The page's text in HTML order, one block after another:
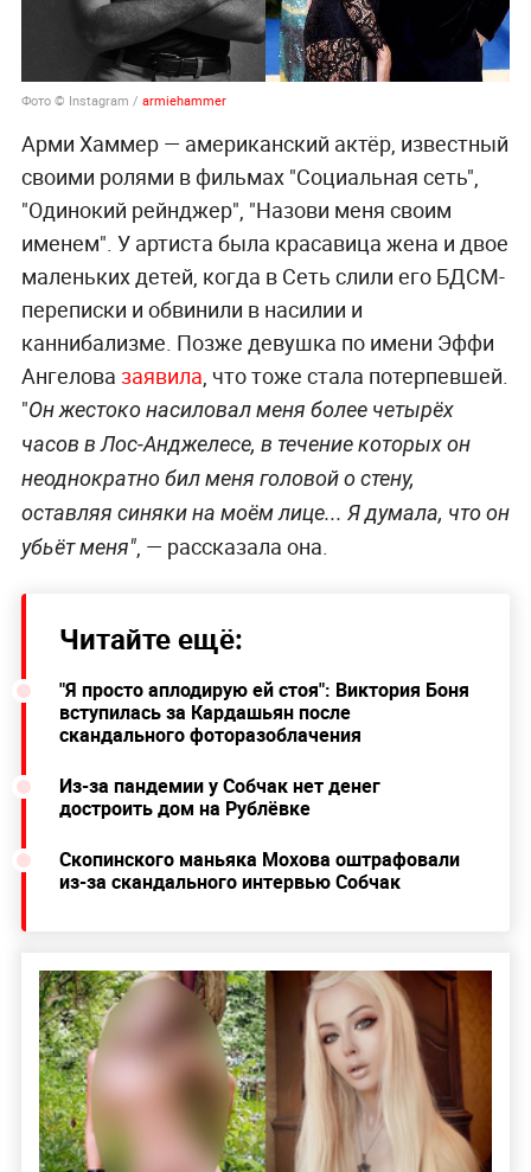
Фото © Instagram / armiehammer
Арми Хаммер — американский актёр, известный
своими ролями в фильмах "Социальная сеть",
"Одинокий рейнджер", "Назови меня своим
именем". У артиста была красавица жена и двое
маленьких детей, когда в Сеть слили его БДСМ-
переписки и обвинили в насилии и
каннибализме. Позже девушка по имени Эффи
Ангелова заявила, что тоже стала потерпевшей.
"Он жестоко насиловал меня более четырёх
часов в Лос-Анджелесе, в течение которых он
неоднократно бил меня головой о стену,
оставляя синяки на моём лице... Я думала, что он
убьёт меня", — рассказала она.
Читайте ещё:
"Я просто аплодирую ей стоя": Виктория Боня
вступилась за Кардашьян после
скандального фоторазоблачения
Из-за пандемии у Собчак нет денег
достроить дом на Рублёвке
Скопинского маньяка Мохова оштрафовали
из-за скандального интервью Собчак